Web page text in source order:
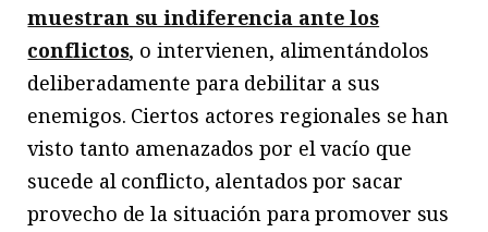
muestran su indiferencia ante los
conflictos, o intervienen, alimentándolos
deliberadamente para debilitar a sus
enemigos. Ciertos actores regionales se han
visto tanto amenazados por el vacío que
sucede al conflicto, alentados por sacar
provecho de la situación para promover sus